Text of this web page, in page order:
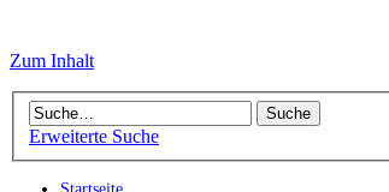
Zum Inhalt
Erweiterte Suche